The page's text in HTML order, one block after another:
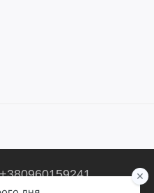
+380960159241